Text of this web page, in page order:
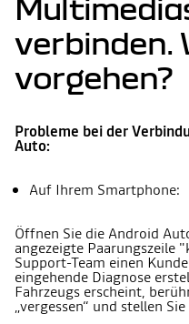
verbinden.
vorgehen?
Probleme bei der
Auto:
Auf Ihrem Smartphone:
Öffnen Sie die Android
angezeigte Paarungszeile
Support-Team einen
eingehende Diagnose
Fahrzeugs erscheint,
„vergessen“ und stellen